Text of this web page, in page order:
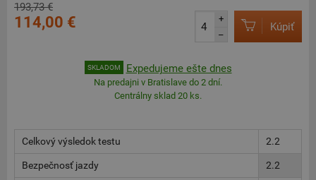
193,73 €
114,00 €
+
–
Kúpiť
SKLADOM Expedujeme ešte dnes
Na predajni v Bratislave do 2 dní.
Centrálny sklad 20 ks.
Celkový výsledok testu 2.2
Bezpečnosť jazdy 2.2